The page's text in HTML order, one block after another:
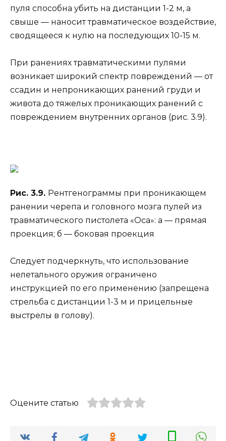
пуля способна убить на дистанции 1-2 м, а
свыше — наносит травматическое воздействие,
сводящееся к нулю на последующих 10-15 м.
При ранениях травматическими пулями
возникает широкий спектр повреждений — от
ссадин и непроникающих ранений груди и
живота до тяжелых проникающих ранений с
повреждением внутренних органов (рис. 3.9).
Рис. 3.9. Рентгенограммы при проникающем
ранении черепа и головного мозга пулей из
травматического пистолета «Оса»: а — прямая
проекция; б — боковая проекция
Следует подчеркнуть, что использование
нелетального оружия ограничено
инструкцией по его применению (запрещена
стрельба с дистанции 1-3 м и прицельные
выстрелы в голову).
Оцените статью